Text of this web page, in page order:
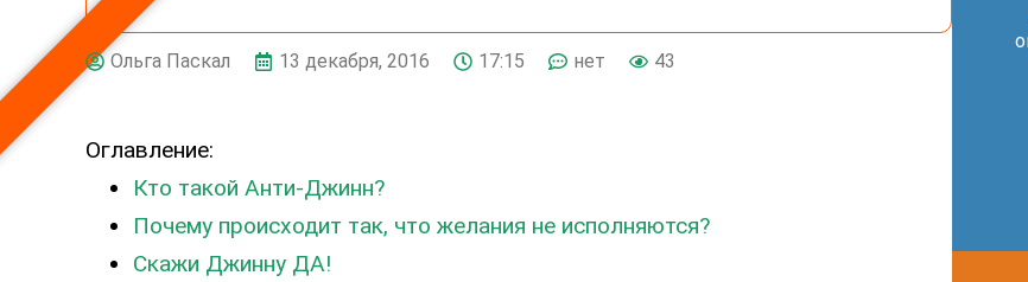
Ольга Паскал 13 декабря, 2016 17:15 нет 43
Оглавление:
Кто такой Анти-Джинн?
Почему происходит так, что желания не исполняются?
Скажи Джинну ДА!